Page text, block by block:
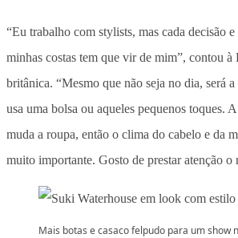
“Eu trabalho com stylists, mas cada decisão
minhas costas tem que vir de mim”, contou à
britânica. “Mesmo que não seja no dia, será
usa uma bolsa ou aqueles pequenos toques.
muda a roupa, então o clima do cabelo e da
muito importante. Gosto de prestar atenção o
Mais botas e casaco felpudo para um show